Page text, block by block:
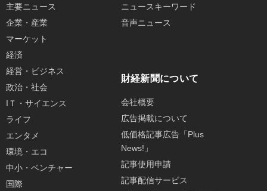
主要ニュース
企業・産業
マーケット
経済
経営・ビジネス
政治・社会
IＴ・サイエンス
ライフ
エンタメ
環境・エコ
中小・ベンチャー
国際
ニュースキーワード
音声ニュース
財経新聞について
会社概要
広告掲載について
低価格記事広告「Plus
News!」
記事使用申請
記事配信サービス